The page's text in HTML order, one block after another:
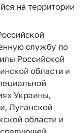
на территории
службу по
Российской
области и
Украины,
Луганской
области и